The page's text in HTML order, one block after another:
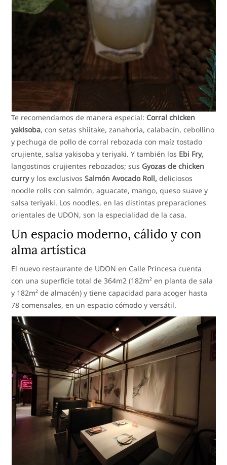
Te recomendamos de manera especial: Corral chicken
yakisoba, con setas shiitake, zanahoria, calabacín, cebollino
y pechuga de pollo de corral rebozada con maíz tostado
crujiente, salsa yakisoba y teriyaki. Y también los Ebi Fry,
langostinos crujientes rebozados; sus Gyozas de chicken
curryy los exclusivosSalmón Avocado Roll, deliciosos
noodle rolls con salmón, aguacate, mango, queso suave y
salsa teriyaki. Los noodles, en las distintas preparaciones
orientales de UDON, son la especialidad de la casa.
Un espacio moderno, cálido y con
alma artística
El nuevo restaurante de UDON en Calle Princesa cuenta
con una superficie total de 364m2 (182m² en planta de sala
y 182m² de almacén) y tiene capacidad para acoger hasta
78 comensales, en un espacio cómodo y versátil.